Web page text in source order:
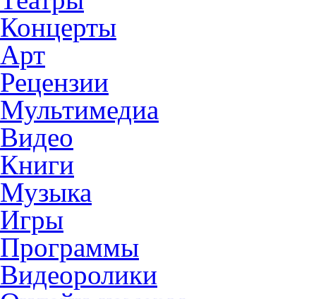
Концерты
Арт
Рецензии
Мультимедиа
Видео
Книги
Музыка
Игры
Программы
Видеоролики